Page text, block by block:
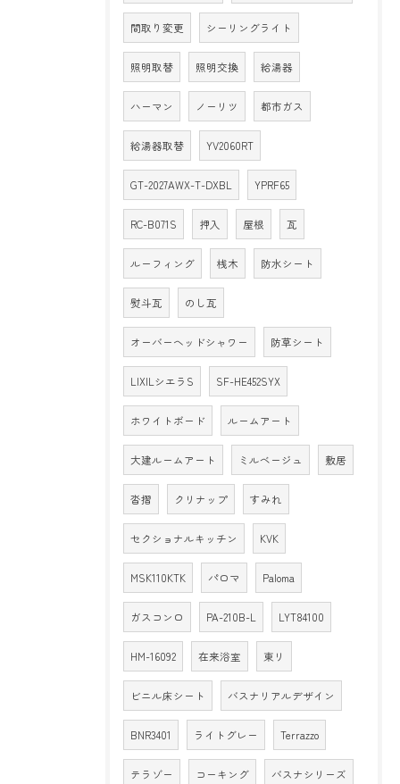
間取り変更 シーリングライト
照明取替 照明交換 給湯器
ハーマン ノーリツ 都市ガス
給湯器取替 YV2060RT
GT-2027AWX-T-DXBL YPRF65
RC-B071S 押入 屋根 瓦
ルーフィング 桟木 防水シート
熨斗瓦 のし瓦
オーバーヘッドシャワー 防草シート
LIXILシエラS SF-HE452SYX
ホワイトボード ルームアート
大建ルームアート ミルベージュ 敷居
沓摺 クリナップ すみれ
セクショナルキッチン KVK
MSK110KTK パロマ Paloma
ガスコンロ PA-210B-L LYT84100
HM-16092 在来浴室 東リ
ビニル床シート バスナリアルデザイン
BNR3401 ライトグレー Terrazzo
テラゾー コーキング バスナシリーズ